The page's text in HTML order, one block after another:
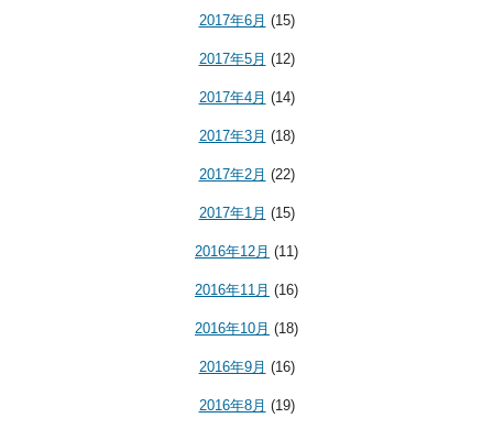
2017年6月 (15)
2017年5月 (12)
2017年4月 (14)
2017年3月 (18)
2017年2月 (22)
2017年1月 (15)
2016年12月 (11)
2016年11月 (16)
2016年10月 (18)
2016年9月 (16)
2016年8月 (19)